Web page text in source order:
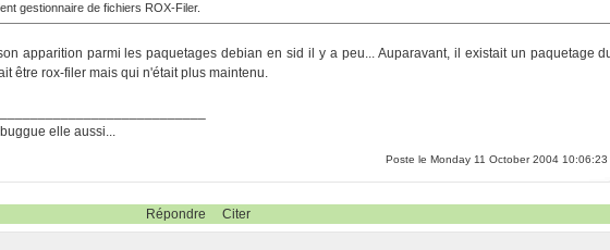
gestionnaire de fichiers ROX-Filer.
apparition parmi les paquetages debian en sid il y a peu... Auparavant, il existait un paquetage
être rox-filer mais qui n'était plus maintenu.
elle aussi...
Poste le Monday 11 October 2004 10:06:23
Répondre Citer